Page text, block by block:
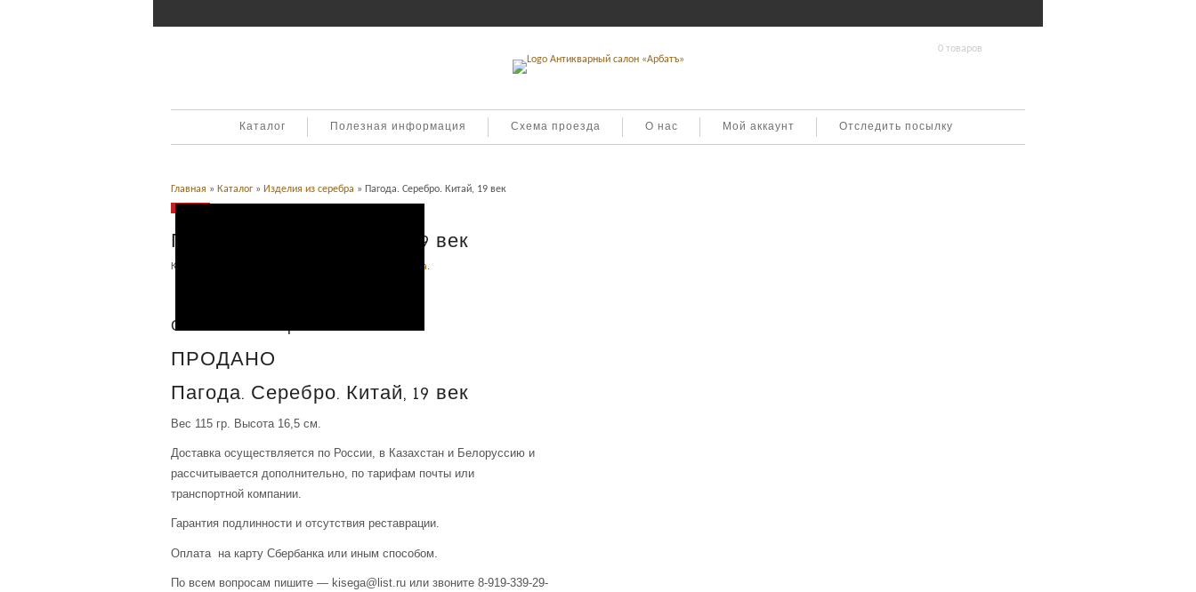
0 товаров
Каталог Полезная информация Схема проезда О нас Мой аккаунт Отследить посылку
Главная » Каталог » Изделия из серебра » Пагода. Серебро. Китай, 19 век
Продано
Пагода. Серебро. Китай, 19 век
Категория: Изделия из серебра.
Описание товара
ПРОДАНО
Пагода. Серебро. Китай, 19 век
Вес 115 гр. Высота 16,5 см.
Доставка осуществляется по России, в Казахстан и Белоруссию и
рассчитывается дополнительно, по тарифам почты или
транспортной компании.
Гарантия подлинности и отсутствия реставрации.
Оплата на карту Сбербанка или иным способом.
По всем вопросам пишите — kisega@list.ru или звоните 8-919-339-29-